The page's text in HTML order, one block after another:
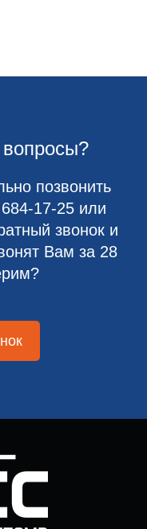
позвонить
17-25или
звонок и
Вам за 28